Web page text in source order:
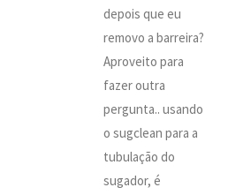
depois que eu
removo a barreira?
Aproveito para
fazer outra
pergunta.. usando
o sugclean para a
tubulação do
sugador, é